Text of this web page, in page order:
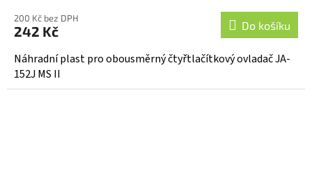
produktu
je
5,0
z
5
200 Kč bez DPH
242 Kč Do košíku
Náhradní plast pro obousměrný čtyřtlačítkový ovladač JA-
152J MS II